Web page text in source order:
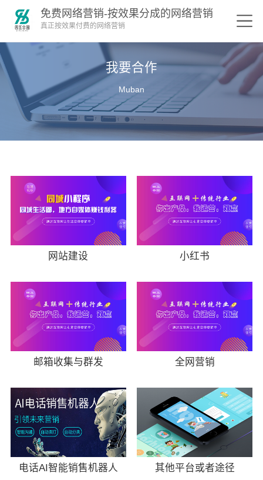
免费网络营销-按效果分成的网络营销
真正按效果付费的网络营销
我要合作
Muban
网站建设 小红书
邮箱收集与群发 全网营销
电话AI智能销售机器人 其他平台或者途径